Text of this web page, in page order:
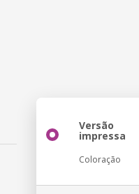
Versão
impressa
Coloração